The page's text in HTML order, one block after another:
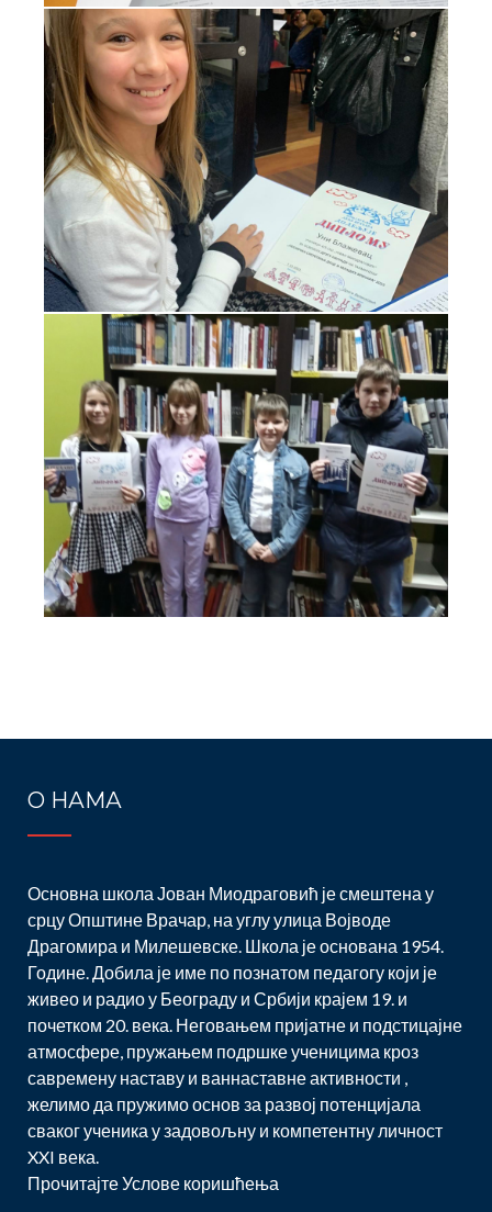
О НАМА
Основна школа Јован Миодраговић је смештена у
срцу Општине Врачар, на углу улица Војводе
Драгомира и Милешевске. Школа је основана 1954.
Године. Добила је име по познатом педагогу који је
живео и радио у Београду и Србији крајем 19. и
почетком 20. века. Неговањем пријатне и подстицајне
атмосфере, пружањем подршке ученицима кроз
савремену наставу и ваннаставне активности ,
желимо да пружимо основ за развој потенцијала
сваког ученика у задовољну и компетентну личност
XXI века.
ПрочитајтеУслове коришћења